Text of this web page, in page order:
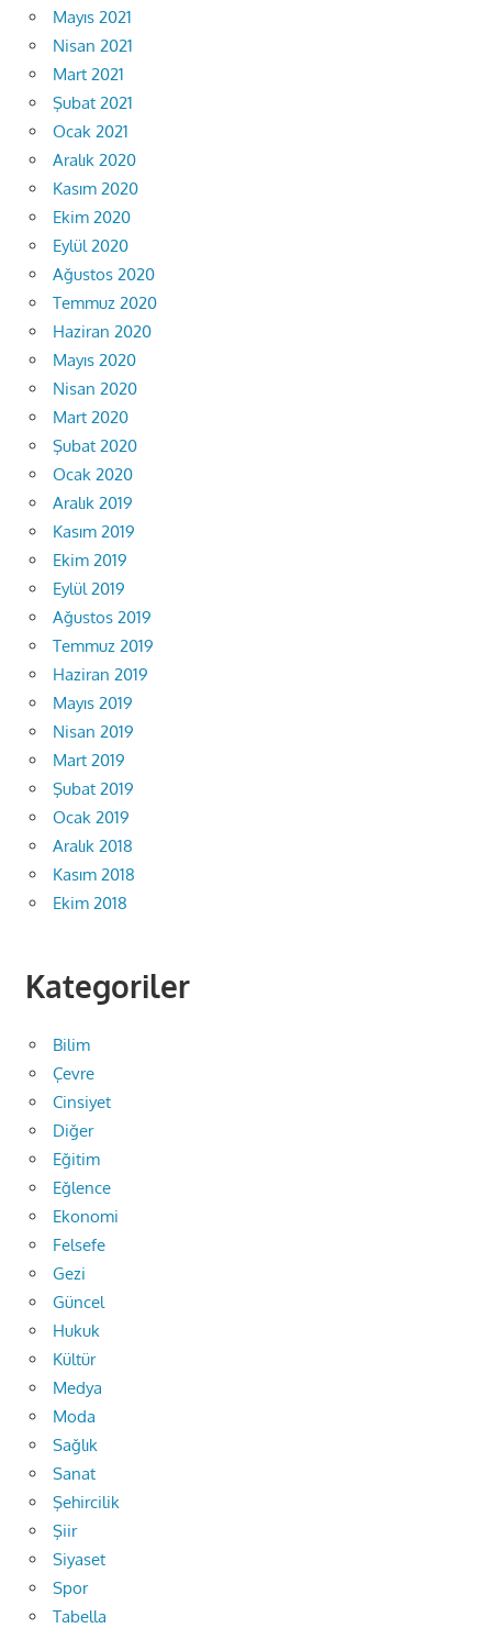
Mayıs 2021
Nisan 2021
Mart 2021
Şubat 2021
Ocak 2021
Aralık 2020
Kasım 2020
Ekim 2020
Eylül 2020
Ağustos 2020
Temmuz 2020
Haziran 2020
Mayıs 2020
Nisan 2020
Mart 2020
Şubat 2020
Ocak 2020
Aralık 2019
Kasım 2019
Ekim 2019
Eylül 2019
Ağustos 2019
Temmuz 2019
Haziran 2019
Mayıs 2019
Nisan 2019
Mart 2019
Şubat 2019
Ocak 2019
Aralık 2018
Kasım 2018
Ekim 2018
Kategoriler
Bilim
Çevre
Cinsiyet
Diğer
Eğitim
Eğlence
Ekonomi
Felsefe
Gezi
Güncel
Hukuk
Kültür
Medya
Moda
Sağlık
Sanat
Şehircilik
Şiir
Siyaset
Spor
Tabella